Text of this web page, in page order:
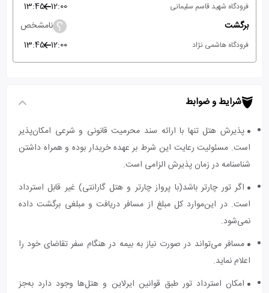
فرودگاه شهید قاسم سلیمانی 12:00
13:45
برگشت
نامشخص
فرودگاه هاشمی نژاد 12:00
13:45
شرایط و ضوابط
پذیرش هتل تنها با ارائه سند محرمیت قانونی و شرعی امکان‌پذیر
است. مسئولیت رعایت این شرط بر عهده خریدار بوده و همراه داشتن
شناسنامه در زمان پذیرش الزامی است.
اگر تور چارتر باشد(با پرواز چارتر و هتل گارانتی) غیر قابل استرداد
است. در این‌موارد کل مبلغ از مسافر دریافت و مبلغی برگشت داده
نمی‌شود.
مسافر می‌تواند در صورت نیاز به بیمه در هنگام سفر تقاضای خود را
اعلام نماید.
امکان استرداد تور طبق قوانین ایرلاین و هتل‌ها وجود دارد به‌جز